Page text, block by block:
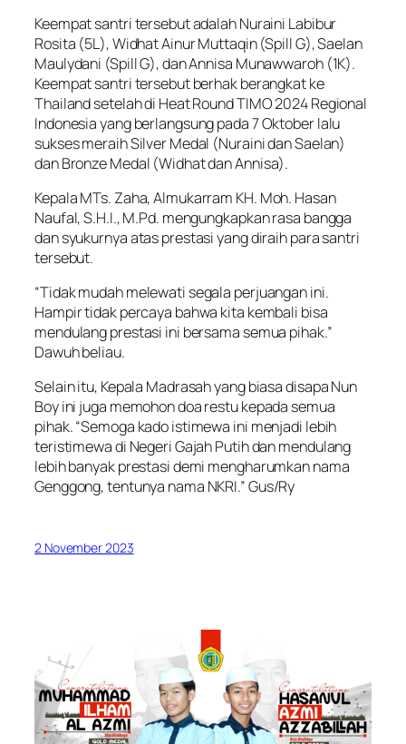
Keempat santri tersebut adalah Nuraini Labibur
Rosita (5L), Widhat Ainur Muttaqin (Spill G), Saelan
Maulydani (Spill G), dan Annisa Munawwaroh (1K).
Keempat santri tersebut berhak berangkat ke
Thailand setelah di Heat Round TIMO 2024 Regional
Indonesia yang berlangsung pada 7 Oktober lalu
sukses meraih Silver Medal (Nuraini dan Saelan)
dan Bronze Medal (Widhat dan Annisa).
Kepala MTs. Zaha, Almukarram KH. Moh. Hasan
Naufal, S.H.I., M.Pd. mengungkapkan rasa bangga
dan syukurnya atas prestasi yang diraih para santri
tersebut.
“Tidak mudah melewati segala perjuangan ini.
Hampir tidak percaya bahwa kita kembali bisa
mendulang prestasi ini bersama semua pihak.”
Dawuh beliau.
Selain itu, Kepala Madrasah yang biasa disapa Nun
Boy ini juga memohon doa restu kepada semua
pihak. “Semoga kado istimewa ini menjadi lebih
teristimewa di Negeri Gajah Putih dan mendulang
lebih banyak prestasi demi mengharumkan nama
Genggong, tentunya nama NKRI.” Gus/Ry
2 November 2023